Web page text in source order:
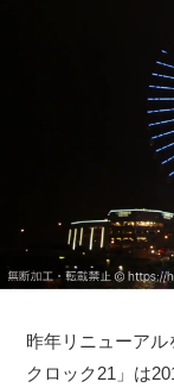
昨年リニューア
クロック21」は